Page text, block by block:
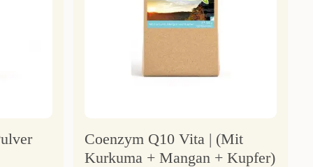
Coenzym Q10 Vita | (Mit
Kurkuma + Mangan + Kupfer)